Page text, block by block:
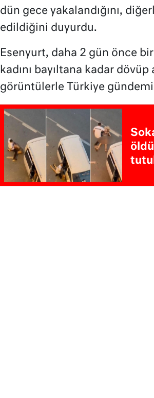
dün gece yakalandığını,
edildiğini duyurdu.
Esenyurt, daha 2 gün önce
kadını bayıltana kadar
görüntülerle Türkiye